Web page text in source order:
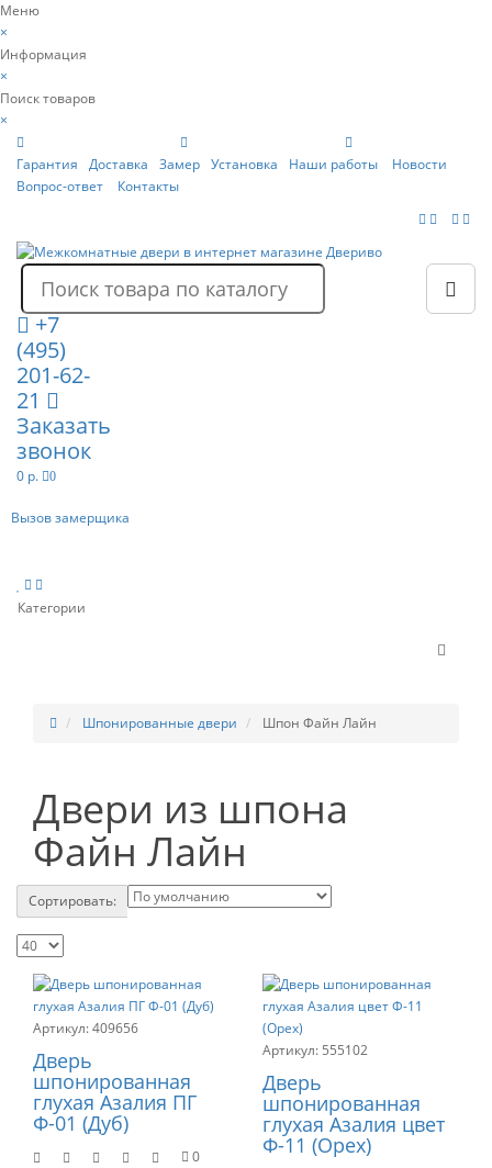
Меню
×
Информация
×
Поиск товаров
×
Гарантия Доставка Замер Установка Наши работы
Новости
Вопрос-ответ
Контакты
+7
(495)
201-62-
21
Заказать
звонок
0 р. 0
Вызов замерщика
Категории
Шпонированные двери Шпон Файн Лайн
Двери из шпона
Файн Лайн
Сортировать:
409656
Дверь
шпонированная
глухая Азалия ПГ
Ф-01 (Дуб)
0
555102
Дверь
шпонированная
глухая Азалия цвет
Ф-11 (Орех)